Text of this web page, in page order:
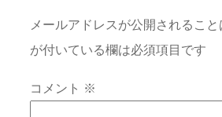
メールアドレスが公開されること
が付いている欄は必須項目です
コメント ※